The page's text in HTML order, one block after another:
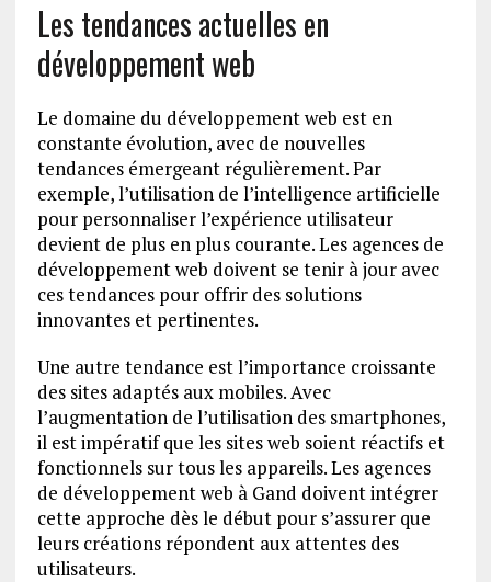
Les tendances actuelles en
développement web
Le domaine du développement web est en
constante évolution, avec de nouvelles
tendances émergeant régulièrement. Par
exemple, l’utilisation de l’intelligence artificielle
pour personnaliser l’expérience utilisateur
devient de plus en plus courante. Les agences de
développement web doivent se tenir à jour avec
ces tendances pour offrir des solutions
innovantes et pertinentes.
Une autre tendance est l’importance croissante
des sites adaptés aux mobiles. Avec
l’augmentation de l’utilisation des smartphones,
il est impératif que les sites web soient réactifs et
fonctionnels sur tous les appareils. Les agences
de développement web à Gand doivent intégrer
cette approche dès le début pour s’assurer que
leurs créations répondent aux attentes des
utilisateurs.